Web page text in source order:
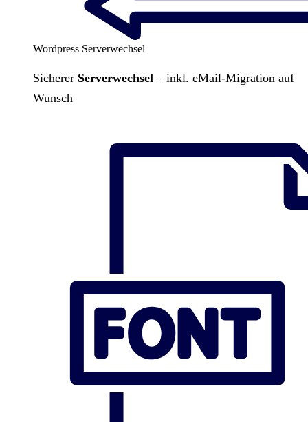
Wordpress Serverwechsel
Sicherer Serverwechsel – inkl. eMail-Migration auf
Wunsch